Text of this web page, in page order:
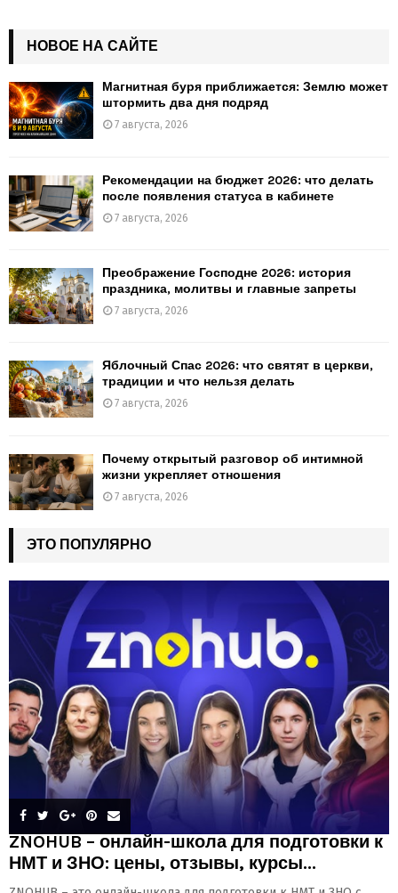
НОВОЕ НА САЙТЕ
Магнитная буря приближается: Землю может
штормить два дня подряд
7 августа, 2026
Рекомендации на бюджет 2026: что делать
после появления статуса в кабинете
7 августа, 2026
Преображение Господне 2026: история
праздника, молитвы и главные запреты
7 августа, 2026
Яблочный Спас 2026: что святят в церкви,
традиции и что нельзя делать
7 августа, 2026
Почему открытый разговор об интимной
жизни укрепляет отношения
7 августа, 2026
ЭТО ПОПУЛЯРНО
ZNOHUB – онлайн-школа для подготовки к
НМТ и ЗНО: цены, отзывы, курсы...